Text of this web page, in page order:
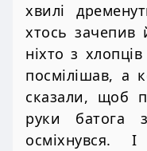
хвилі
хтось зачепив
ніхто з
посмілішав, а
сказали, щоб
руки батога
осміхнувся.